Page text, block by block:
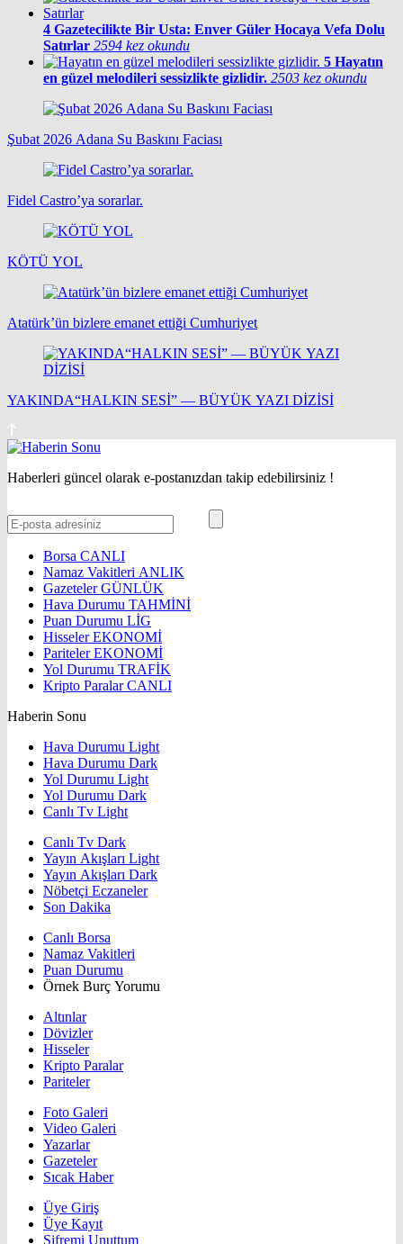
4 Gazetecilikte Bir Usta: Enver Güler Hocaya Vefa Dolu
Satırlar 2594 kez okundu
5 Hayatın
en güzel melodileri sessizlikte gizlidir. 2503 kez okundu
Şubat 2026 Adana Su Baskını Faciası
Fidel Castro’ya sorarlar.
KÖTÜ YOL
Atatürk’ün bizlere emanet ettiği Cumhuriyet
YAKINDA“HALKIN SESİ” — BÜYÜK YAZI DİZİSİ
Haberleri güncel olarak e-postanızdan takip edebilirsiniz !
Borsa CANLI
Namaz Vakitleri ANLIK
GazetelerGÜNLÜK
Hava Durumu TAHMİNİ
Puan Durumu LİG
HisselerEKONOMİ
ParitelerEKONOMİ
Yol Durumu TRAFİK
Kripto ParalarCANLI
Haberin Sonu
Hava Durumu Light
Hava Durumu Dark
Yol Durumu Light
Yol Durumu Dark
Canlı Tv Light
Canlı Tv Dark
Yayın Akışları Light
Yayın Akışları Dark
Nöbetçi Eczaneler
Son Dakika
Canlı Borsa
Namaz Vakitleri
Puan Durumu
Örnek Burç Yorumu
Altınlar
Dövizler
Hisseler
Kripto Paralar
Pariteler
Foto Galeri
Video Galeri
Yazarlar
Gazeteler
Sıcak Haber
Üye Giriş
Üye Kayıt
Şifremi Unuttum